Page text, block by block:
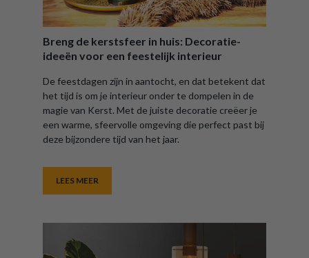
Breng de kerstsfeer in huis: Decoratie-
ideeën voor een feestelijk interieur
De feestdagen zijn in aantocht, en dat betekent dat
het tijd is om je interieur onder te dompelen in de
magie van Kerst. Met de juiste decoratie creëer je
een warme, sfeervolle omgeving die perfect past bij
deze bijzondere tijd van het jaar.
LEES MEER